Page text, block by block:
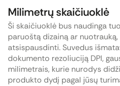
Milimetrų skaičiuoklė
Ši skaičiuoklė bus naudinga
paruoštą dizainą ar
atsispausdinti. Suvedus
dokumento rezoliuciją DPI,
milimetrais, kurie nurodys
produkto dydį pagal jūsų